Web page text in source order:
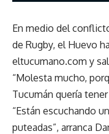
En medio del
de Rugby, el Huevo
eltucumano.com y
“Molesta mucho,
Tucumán quería
“Están escuchando
puteadas”, arranca